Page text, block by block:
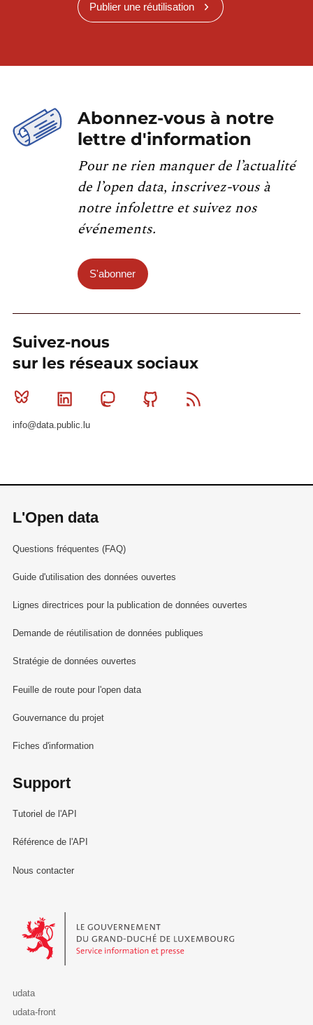
Publier une réutilisation
Abonnez-vous à notre
lettre d'information
Pour ne rien manquer de l’actualité
de l’open data, inscrivez-vous à
notre infolettre et suivez nos
événements.
S'abonner
Suivez-nous
sur les réseaux sociaux
Bluesky Linkedin MastodonGithub
info@data.public.lu
L'Open data
Questions fréquentes (FAQ)
Guide d'utilisation des données ouvertes
Lignes directrices pour la publication de données ouvertes
Demande de réutilisation de données publiques
Stratégie de données ouvertes
Feuille de route pour l'open data
Gouvernance du projet
Fiches d'information
Support
Tutoriel de l'API
Référence de l'API
Nous contacter
Le Gouvernement du Grand-Duché de Luxembourg - Service
udata
udata-front